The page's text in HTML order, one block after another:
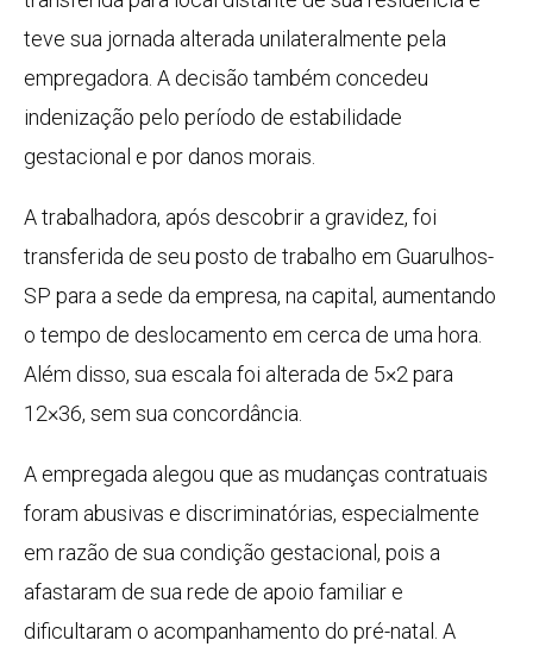
teve sua jornada alterada unilateralmente pela
empregadora. A decisão também concedeu
indenização pelo período de estabilidade
gestacional e por danos morais.
A trabalhadora, após descobrir a gravidez, foi
transferida de seu posto de trabalho em Guarulhos-
SP para a sede da empresa, na capital, aumentando
o tempo de deslocamento em cerca de uma hora.
Além disso, sua escala foi alterada de 5×2 para
12×36, sem sua concordância.
A empregada alegou que as mudanças contratuais
foram abusivas e discriminatórias, especialmente
em razão de sua condição gestacional, pois a
afastaram de sua rede de apoio familiar e
dificultaram o acompanhamento do pré-natal. A